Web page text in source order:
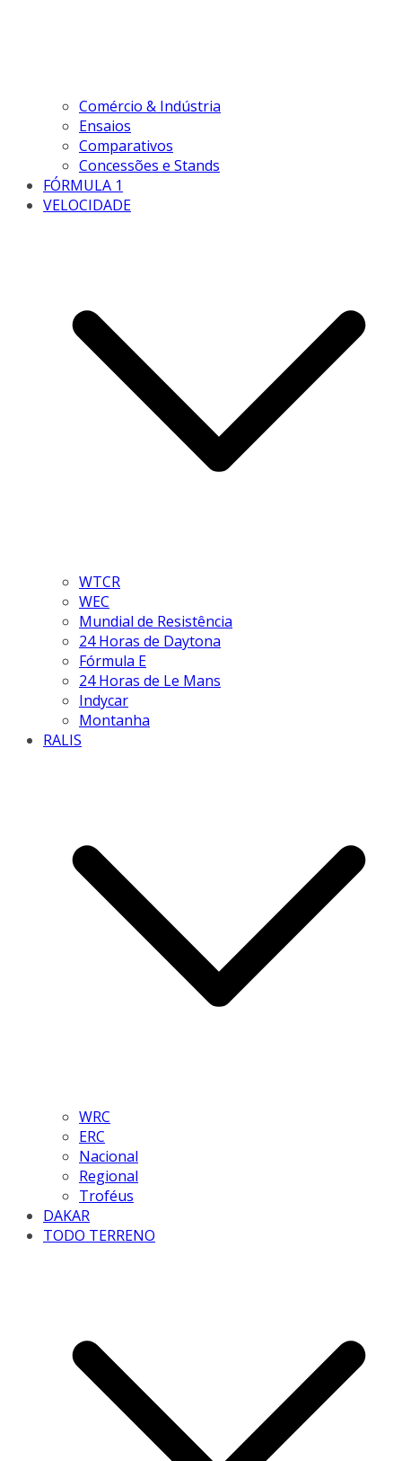
Comércio & Indústria
Ensaios
Comparativos
Concessões e Stands
FÓRMULA 1
VELOCIDADE
WTCR
WEC
Mundial de Resistência
24 Horas de Daytona
Fórmula E
24 Horas de Le Mans
Indycar
Montanha
RALIS
WRC
ERC
Nacional
Regional
Troféus
DAKAR
TODO TERRENO